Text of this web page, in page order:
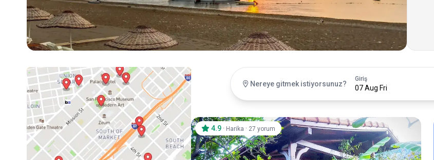
Nereye gitmek istiyorsunuz?
Giriş
07 Aug Fri
4.9 · Harika · 27 yorum